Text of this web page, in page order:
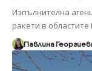
Изпълнителна
ракети в областите
Павлина